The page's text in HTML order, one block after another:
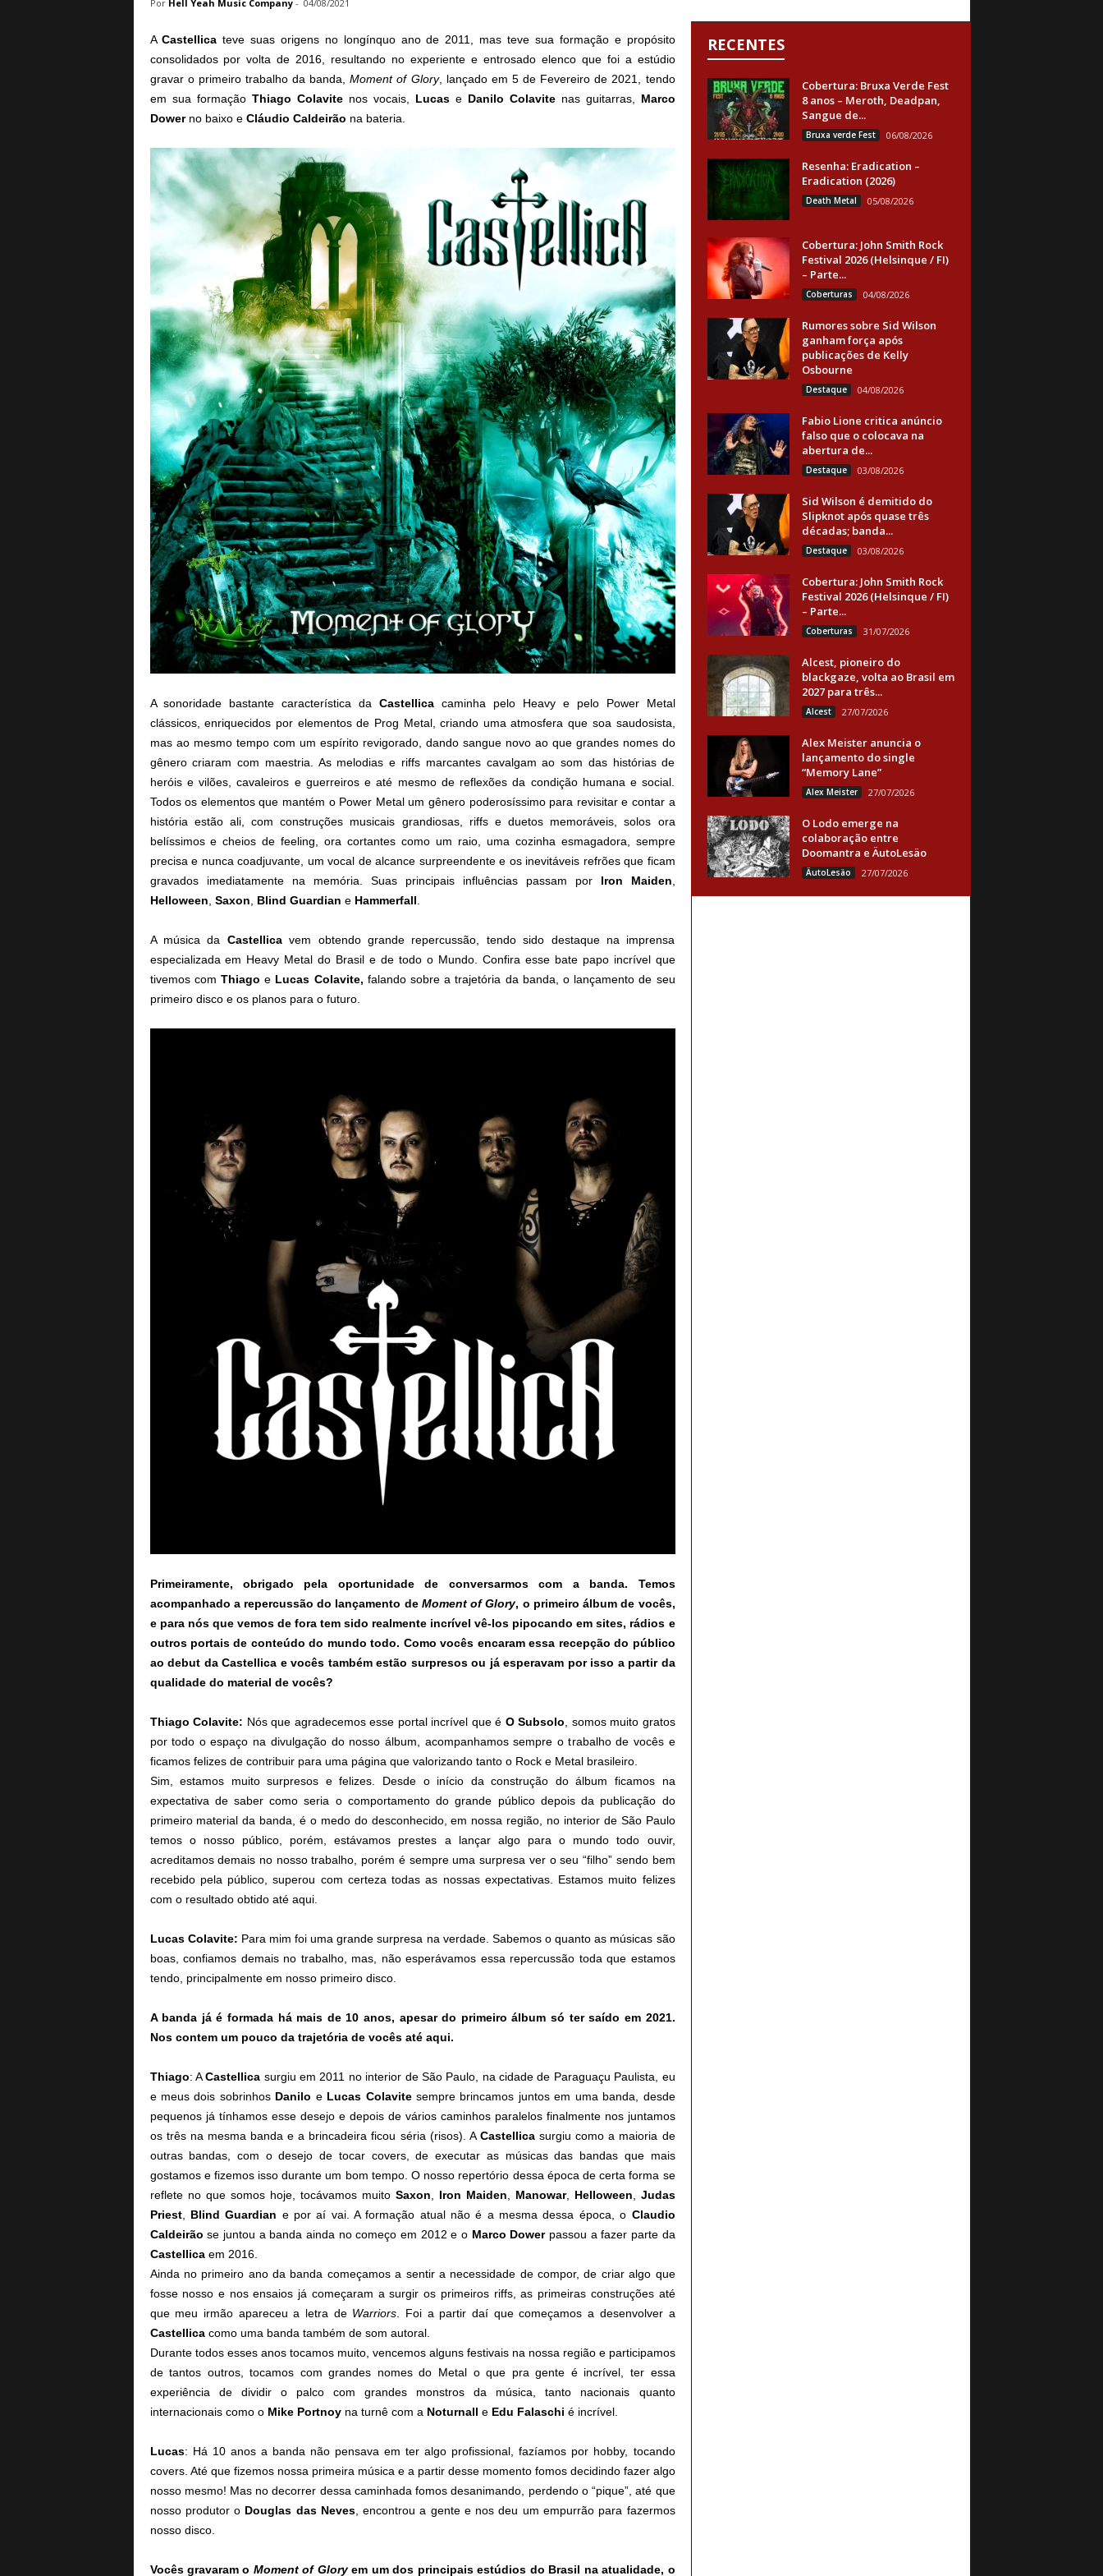
Por Hell Yeah Music Company- 04/08/2021
ACastellica teve suas origens no longínquo ano de 2011, mas teve sua formação e propósito
consolidados por volta de 2016, resultando no experiente e entrosado elenco que foi a estúdio
gravar o primeiro trabalho da banda,Moment of Glory, lançado em 5 de Fevereiro de 2021, tendo
em sua formação Thiago Colavitenos vocais, Lucase Danilo Colavitenas guitarras, Marco
Dowerno baixo e Cláudio Caldeirão na bateria.
A sonoridade bastante característica daCastellica caminha pelo Heavy e pelo Power Metal
clássicos, enriquecidos por elementos de Prog Metal, criando uma atmosfera que soa saudosista,
mas ao mesmo tempo com um espírito revigorado, dando sangue novo ao que grandes nomes do
gênero criaram com maestria. As melodias e riffs marcantes cavalgam ao som das histórias de
heróis e vilões, cavaleiros e guerreiros e até mesmo de reflexões da condição humana e social.
Todos os elementos que mantém o Power Metal um gênero poderosíssimo para revisitar e contar a
história estão ali, com construções musicais grandiosas, riffs e duetos memoráveis, solos ora
belíssimos e cheios de feeling, ora cortantes como um raio, uma cozinha esmagadora, sempre
precisa e nunca coadjuvante, um vocal de alcance surpreendente e os inevitáveis refrões que ficam
gravados imediatamente na memória. Suas principais influências passam por Iron Maiden
Helloween Saxon Blind Guardian e Hammerfall
A música da Castellicavem obtendo grande repercussão, tendo sido destaque na imprensa
especializada em Heavy Metal do Brasil e de todo o Mundo. Confira esse bate papo incrível que
tivemos com Thiago e Lucas Colavite, falando sobre a trajetória da banda, o lançamento de seu
primeiro disco e os planos para o futuro.
Primeiramente, obrigado pela oportunidade de conversarmos com a banda. Temos
acompanhado a repercussão do lançamento de Moment of Glory, o primeiro álbum de vocês,
e para nós que vemos de fora tem sido realmente incrível vê-los pipocando em sites, rádios e
outros portais de conteúdo do mundo todo. Como vocês encaram essa recepção do público
ao debut da Castellica e vocês também estão surpresos ou já esperavam por isso a partir da
qualidade do material de vocês?
Thiago Colavite: Nós que agradecemos esse portal incrível que é O Subsolo , somos muito gratos
por todo o espaço na divulgação do nosso álbum, acompanhamos sempre o trabalho de vocês e
ficamos felizes de contribuir para uma página que valorizando tanto o Rock e Metal brasileiro.
Sim, estamos muito surpresos e felizes. Desde o início da construção do álbum ficamos na
expectativa de saber como seria o comportamento do grande público depois da publicação do
primeiro material da banda, é o medo do desconhecido, em nossa região, no interior de São Paulo
temos o nosso público, porém, estávamos prestes a lançar algo para o mundo todo ouvir,
acreditamos demais no nosso trabalho, porém é sempre uma surpresa ver o seu “filho” sendo bem
recebido pela público, superou com certeza todas as nossas expectativas. Estamos muito felizes
com o resultado obtido até aqui.
Lucas Colavite: Para mim foi uma grande surpresa na verdade. Sabemos o quanto as músicas são
boas, confiamos demais no trabalho, mas, não esperávamos essa repercussão toda que estamos
tendo, principalmente em nosso primeiro disco.
A banda já é formada há mais de 10 anos, apesar do primeiro álbum só ter saído em 2021.
Nos contem um pouco da trajetória de vocês até aqui.
Thiago: ACastellica surgiu em 2011 no interior de São Paulo, na cidade de Paraguaçu Paulista, eu
e meus dois sobrinhos Danilo e Lucas Colavitesempre brincamos juntos em uma banda, desde
pequenos já tínhamos esse desejo e depois de vários caminhos paralelos finalmente nos juntamos
os três na mesma banda e a brincadeira ficou séria (risos). A Castellicasurgiu como a maioria de
outras bandas, com o desejo de tocar covers, de executar as músicas das bandas que mais
gostamos e fizemos isso durante um bom tempo. O nosso repertório dessa época de certa forma se
reflete no que somos hoje, tocávamos muito Saxon Iron Maiden Manowar, Helloween
Judas
Priest, Blind Guardian e por aí vai. A formação atual não é a mesma dessa época, o Claudio
Caldeirão se juntou a banda ainda no começo em 2012 e o Marco Dowerpassou a fazer parte da
Castellicaem 2016.
Ainda no primeiro ano da banda começamos a sentir a necessidade de compor, de criar algo que
fosse nosso e nos ensaios já começaram a surgir os primeiros riffs, as primeiras construções até
que meu irmão apareceu a letra de Warriors . Foi a partir daí que começamos a desenvolver a
Castellicacomo uma banda também de som autoral.
Durante todos esses anos tocamos muito, vencemos alguns festivais na nossa região e participamos
de tantos outros, tocamos com grandes nomes do Metal o que pra gente é incrível, ter essa
experiência de dividir o palco com grandes monstros da música, tanto nacionais quanto
internacionais como o Mike Portnoyna turnê com a Noturnall e Edu Falaschi é incrível.
Lucas: Há 10 anos a banda não pensava em ter algo profissional, fazíamos por hobby, tocando
covers. Até que fizemos nossa primeira música e a partir desse momento fomos decidindo fazer algo
nosso mesmo! Mas no decorrer dessa caminhada fomos desanimando, perdendo o “pique”, até que
nosso produtor o Douglas das Neves, encontrou a gente e nos deu um empurrão para fazermos
nosso disco.
Vocês gravaram o Moment of Gloryem um dos principais estúdios do Brasil na atualidade, o
RECENTES
Cobertura: Bruxa Verde Fest
8 anos – Meroth, Deadpan,
Sangue de...
Bruxa verde Fest 06/08/2026
Resenha: Eradication –
Eradication (2026)
Death Metal 05/08/2026
Cobertura: John Smith Rock
Festival 2026 (Helsinque / FI)
– Parte...
Coberturas 04/08/2026
Rumores sobre Sid Wilson
ganham força após
publicações de Kelly
Osbourne
Destaque 04/08/2026
Fabio Lione critica anúncio
falso que o colocava na
abertura de...
Destaque 03/08/2026
Sid Wilson é demitido do
Slipknot após quase três
décadas; banda...
Destaque 03/08/2026
Cobertura: John Smith Rock
Festival 2026 (Helsinque / FI)
– Parte...
Coberturas 31/07/2026
Alcest, pioneiro do
blackgaze, volta ao Brasil em
2027 para três...
Alcest 27/07/2026
Alex Meister anuncia o
lançamento do single
“Memory Lane”
Alex Meister 27/07/2026
O Lodo emerge na
colaboração entre
Doomantra e ÄutoLesäo
ÄutoLesäo 27/07/2026